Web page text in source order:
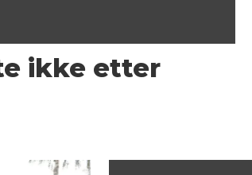
ikke etter